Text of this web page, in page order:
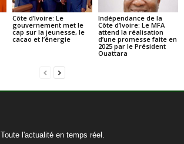
Côte d’Ivoire: Le
gouvernement met le
cap sur la jeunesse, le
cacao et l’énergie
Indépendance de la
Côte d’Ivoire: Le MFA
attend la réalisation
d’une promesse faite en
2025 par le Président
Ouattara
Toute l'actualité en temps réel.